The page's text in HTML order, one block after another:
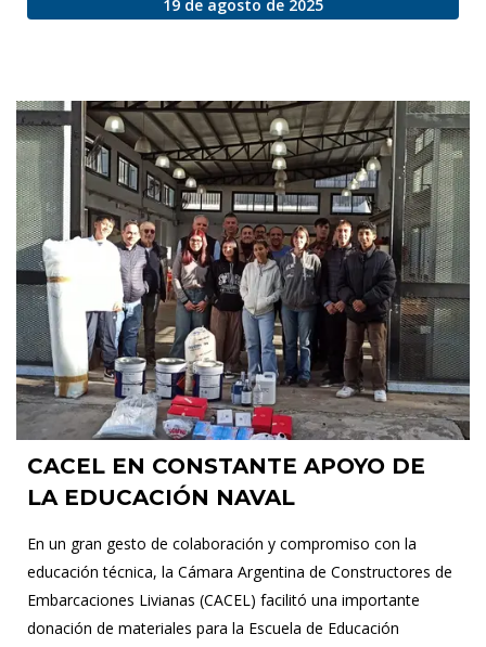
19 de agosto de 2025
CACEL EN CONSTANTE APOYO DE
LA EDUCACIÓN NAVAL
En un gran gesto de colaboración y compromiso con la
educación técnica, la Cámara Argentina de Constructores de
Embarcaciones Livianas (CACEL) facilitó una importante
donación de materiales para la Escuela de Educación